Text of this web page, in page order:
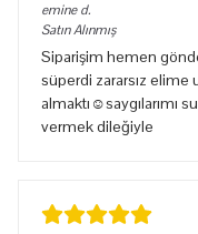
emine d.
Satın Alınmış
Siparişim hemen
süperdi zararsız elime
almaktı☺️saygılarımı
vermek dileğiyle